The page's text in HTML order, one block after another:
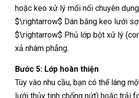
hoặc keo xử lý mối nối chuyên
$\rightarrow$ Dán băng keo lưới
$\rightarrow$ Phủ lớp bột xử lý
xả nhám phẳng.
Bước 5: Lớp hoàn thiện
Tùy vào nhu cầu, bạn có thể láng
lưới thủy tinh chống nứt) hoặc trải